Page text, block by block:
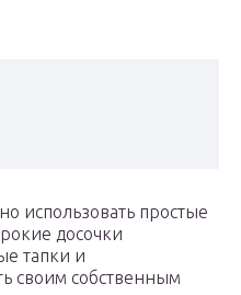
использовать простые
досочки
тапки и
своим собственным